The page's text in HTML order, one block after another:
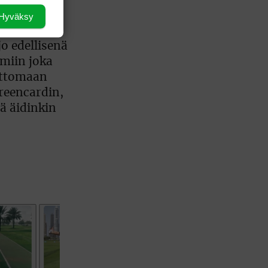
edellisenä
joka
äidinkin